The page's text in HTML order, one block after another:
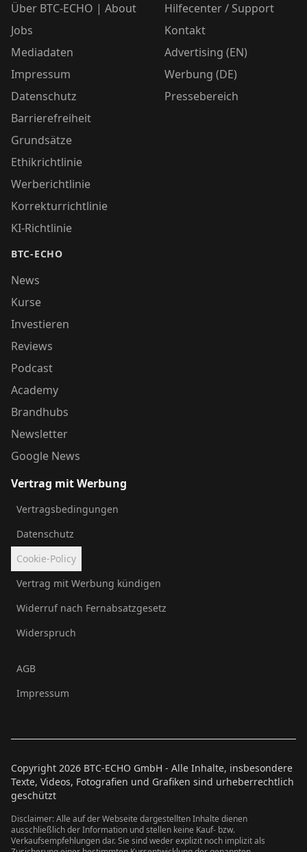
Über BTC-ECHO | About
Jobs
Mediadaten
Impressum
Datenschutz
Barrierefreiheit
Grundsätze
Ethikrichtlinie
Werberichtlinie
Korrekturrichtlinie
KI-Richtlinie
BTC-ECHO
News
Kurse
Investieren
Reviews
Podcast
Academy
Brandhubs
Newsletter
Google News
Hilfecenter / Support
Kontakt
Advertising (EN)
Werbung (DE)
Pressebereich
Vertrag mit Werbung
Vertragsbedingungen
Datenschutz
Cookie-Policy
Vertrag mit Werbung kündigen
Widerruf nach Fernabsatzgesetz
Widerspruch
AGB
Impressum
Copyright 2026 BTC-ECHO GmbH - Alle Inhalte, insbesondere
Texte, Videos, Fotografien und Grafiken sind urheberrechtlich
geschützt
Disclaimer: Alle auf der Webseite dargestellten Inhalte dienen
ausschließlich der Information und stellen keine Kauf- bzw.
Verkaufsempfehlungen dar. Sie sind weder explizit noch implizit als